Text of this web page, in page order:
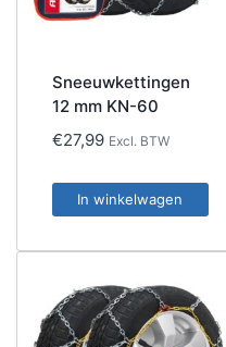
Sneeuwkettingen
12 mm KN-60
€27,99 Excl. BTW
In winkelwagen